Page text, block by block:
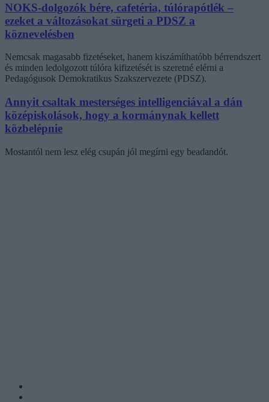
NOKS-dolgozók bére, cafetéria, túlórapótlék –
ezeket a változásokat sürgeti a PDSZ a
köznevelésben
Nemcsak magasabb fizetéseket, hanem kiszámíthatóbb bérrendszert
és minden ledolgozott túlóra kifizetését is szeretné elérni a
Pedagógusok Demokratikus Szakszervezete (PDSZ).
Annyit csaltak mesterséges intelligenciával a dán
középiskolások, hogy a kormánynak kellett
közbelépnie
Mostantól nem lesz elég csupán jól megírni egy beadandót.